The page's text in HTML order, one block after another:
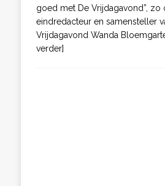
goed met De Vrijdagavond”, zo
eindredacteur en samensteller
Vrijdagavond Wanda
verder]